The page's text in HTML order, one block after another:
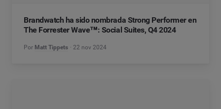
Brandwatch ha sido nombrada Strong Performer en
The Forrester Wave™: Social Suites, Q4 2024
Por Matt Tippets 22 nov 2024